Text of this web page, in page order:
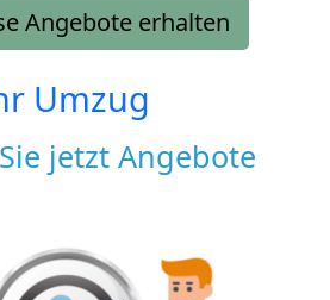
Angebote erhalten
Umzug
jetzt Angebote